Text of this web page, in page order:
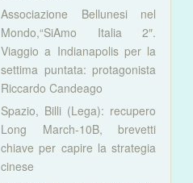
Associazione Bellunesi nel
Mondo,“SiAmo Italia 2″.
Viaggio a Indianapolis per la
settima puntata: protagonista
Riccardo Candeago
Spazio, Billi (Lega): recupero
Long March-10B, brevetti
chiave per capire la strategia
cinese